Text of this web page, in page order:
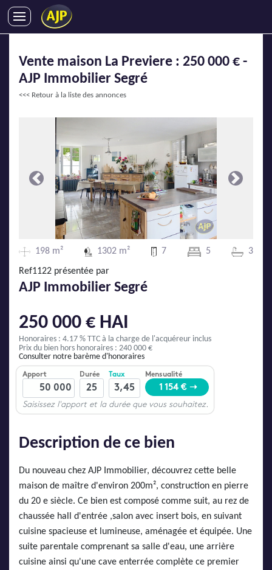
VENTES
LOCATIONS
GESTION LOCATIVE
IMMOBILIER NEUF
LOCATIONS DE VACANCES
ENTREPRISES
DEVENIR FRANCHISÉ
AJP Recrute
AJP Actualités
Service Qualité Clients
Vente maison La Previere : 250 000 € -
AJP Immobilier Segré
<<< Retour à la liste des annonces
Précédente Suivante
198 m² 1302 m² 7 5 3
Ref1122 présentée par
AJP Immobilier Segré
250 000 € HAI
Honoraires : 4.17 % TTC à la charge de l'acquéreur inclus
Prix du bien hors honoraires : 240 000 €
Consulter notre barème d'honoraires
Description de ce bien
Du nouveau chez AJP Immobilier, découvrez cette belle
maison de maître d'environ 200m², construction en pierre
du 20 e siècle. Ce bien est composé comme suit, au rez de
chaussée hall d'entrée ,salon avec insert bois, en suivant
cuisine spacieuse et lumineuse, aménagée et équipée. Une
suite parentale comprenant sa salle d'eau, une arrière
cuisine ainsi qu'une cave enterrée complète ce premier